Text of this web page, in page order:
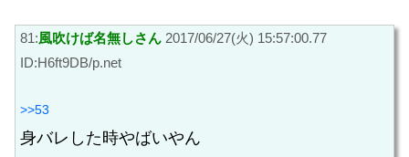
81:風吹けば名無しさん 2017/06/27(火) 15:57:00.77
ID:H6ft9DB/p.net
>>53
身バレした時やばいやん